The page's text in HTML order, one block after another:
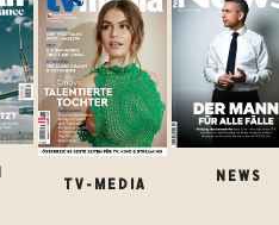
TV-MEDIA
NEWS